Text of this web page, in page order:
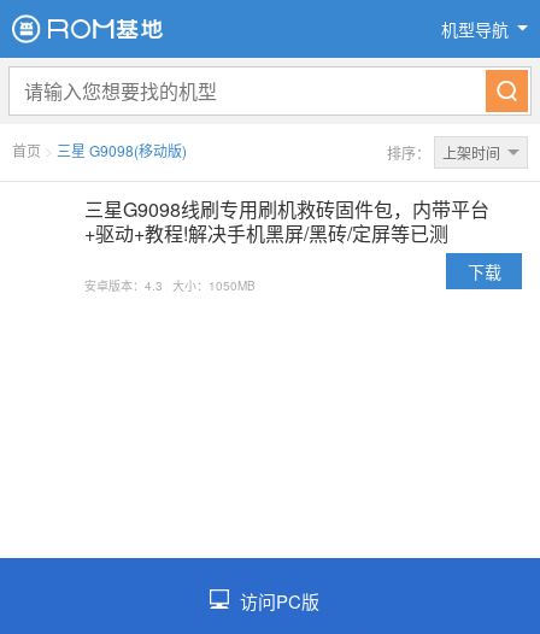
机型导航
首页 > 三星 G9098(移动版) 排序： 上架时间
三星G9098线刷专用刷机救砖固件包，内带平台
+驱动+教程!解决手机黑屏/黑砖/定屏等已测
安卓版本：4.3 大小：1050MB
下载
访问PC版